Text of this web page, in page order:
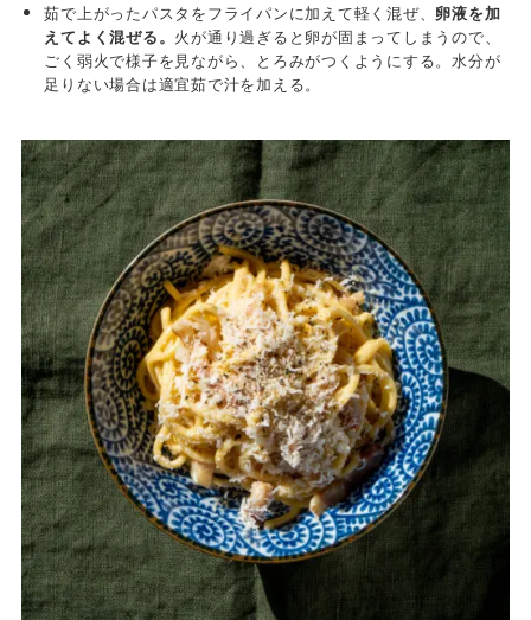
茹で上がったパスタをフライパンに加えて軽く混ぜ、 卵液を加
えてよく混ぜる。 火が通り過ぎると卵が固まってしまうので、
ごく弱火で様子を見ながら、とろみがつくようにする。水分が
足りない場合は適宜茹で汁を加える。